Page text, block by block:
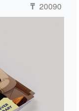
₸ 20090